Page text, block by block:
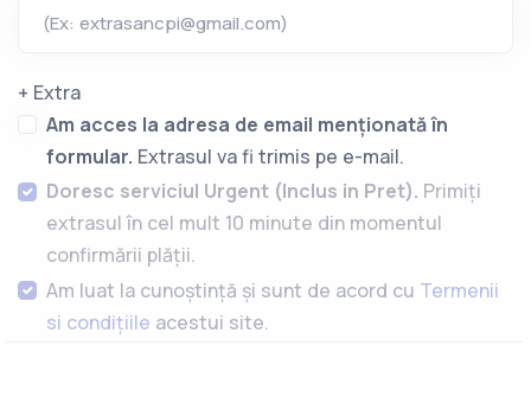
(Ex: extrasancpi@gmail.com)
+ Extra
Am acces la adresa de email menționată în
formular. Extrasul va fi trimis pe e-mail.
Doresc serviciul Urgent (Inclus in Pret). Primiți
extrasul în cel mult 10 minute din momentul
confirmării plății.
Am luat la cunoștință și sunt de acord cu Termenii
si condițiile acestui site.